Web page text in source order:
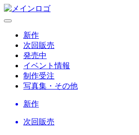
新作
次回販売
発売中
イベント情報
制作受注
写真集・その他
新作
次回販売